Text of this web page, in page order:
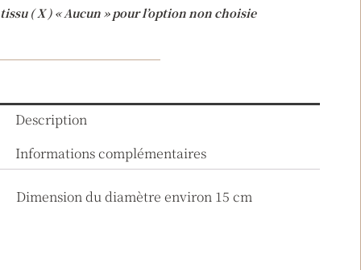
tissu ( X ) « Aucun » pour l’option non choisie
Description
Informations complémentaires
Dimension du diamètre environ 15 cm